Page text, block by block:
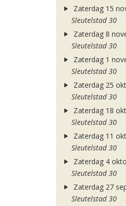
Zaterdag 15
Sleutelstad 30
Zaterdag 8
Sleutelstad 30
Zaterdag 1
Sleutelstad 30
Zaterdag 25
Sleutelstad 30
Zaterdag 18
Sleutelstad 30
Zaterdag 11
Sleutelstad 30
Zaterdag 4
Sleutelstad 30
Zaterdag 27
Sleutelstad 30